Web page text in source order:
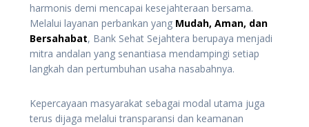
harmonis demi mencapai kesejahteraan bersama.
Melalui layanan perbankan yang Mudah, Aman, dan
Bersahabat, Bank Sehat Sejahtera berupaya menjadi
mitra andalan yang senantiasa mendampingi setiap
langkah dan pertumbuhan usaha nasabahnya.
Kepercayaan masyarakat sebagai modal utama juga
terus dijaga melalui transparansi dan keamanan